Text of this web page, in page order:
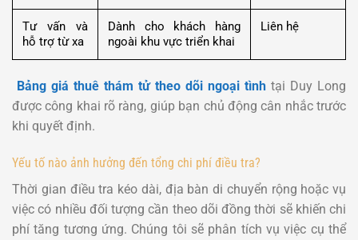
Tư vấn và
hỗ trợ từ xa
Dành cho khách hàng
ngoài khu vực triển khai
Liên hệ
Bảng giá thuê thám tử theo dõi ngoại tình tại Duy Long
được công khai rõ ràng, giúp bạn chủ động cân nhắc trước
khi quyết định.
Yếu tố nào ảnh hưởng đến tổng chi phí điều tra?
Thời gian điều tra kéo dài, địa bàn di chuyển rộng hoặc vụ
việc có nhiều đối tượng cần theo dõi đồng thời sẽ khiến chi
phí tăng tương ứng. Chúng tôi sẽ phân tích vụ việc cụ thể